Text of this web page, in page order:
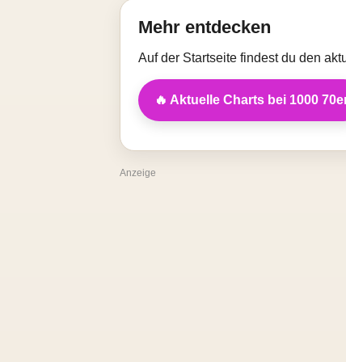
Mehr entdecken
Auf der Startseite findest du den
🔥 Aktuelle Charts bei 1000
Anzeige